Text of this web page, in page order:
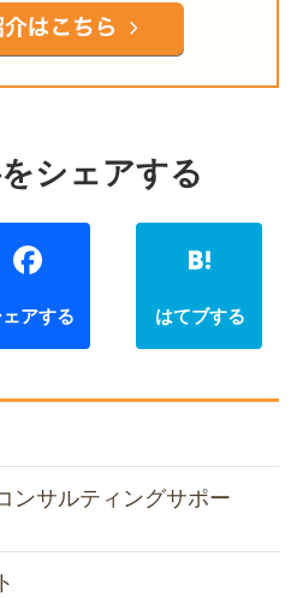
Twitter
ンサルティングサポー